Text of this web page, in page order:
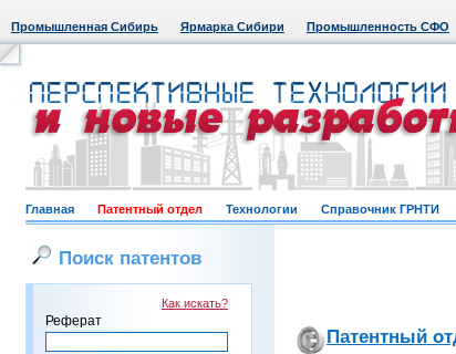
Промышленная Сибирь Ярмарка Сибири Промышленность СФО
Главная Патентный отдел Технологии Справочник ГРНТИ
Поиск патентов
Как искать?
Реферат
Патентный